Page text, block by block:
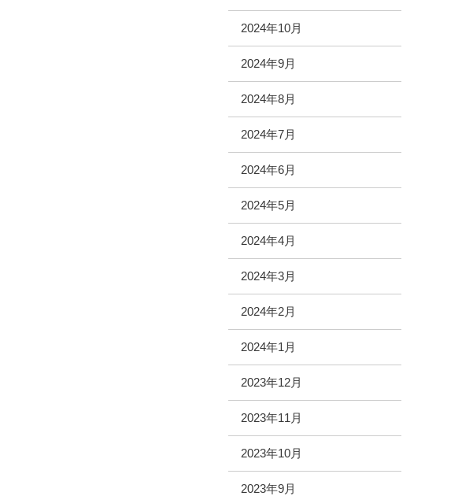
2024年10月
2024年9月
2024年8月
2024年7月
2024年6月
2024年5月
2024年4月
2024年3月
2024年2月
2024年1月
2023年12月
2023年11月
2023年10月
2023年9月